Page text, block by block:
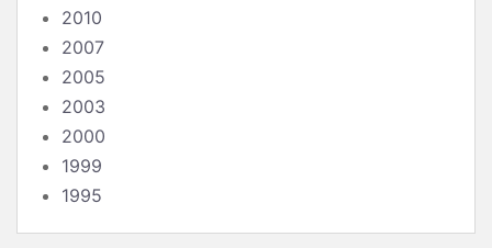
2010
2007
2005
2003
2000
1999
1995